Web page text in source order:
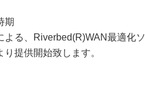
期
よる、Riverbed(R)WAN最適化
り提供開始致します。